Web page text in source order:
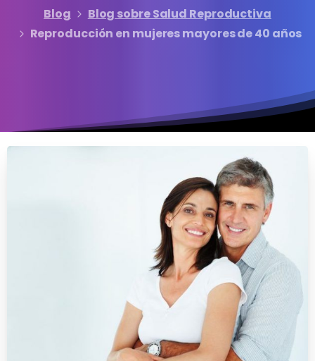
Blog
Blog sobre Salud Reproductiva
Reproducción en mujeres mayores de 40 años